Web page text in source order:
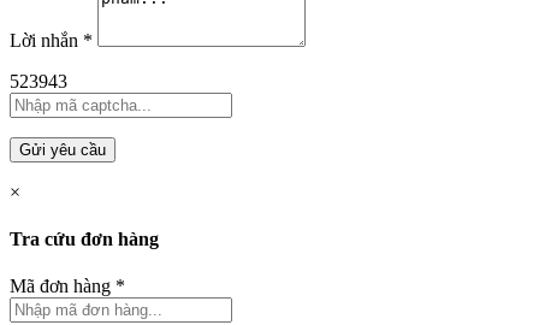
Lời nhắn *
523943
Gửi yêu cầu
×
Tra cứu đơn hàng
Mã đơn hàng *